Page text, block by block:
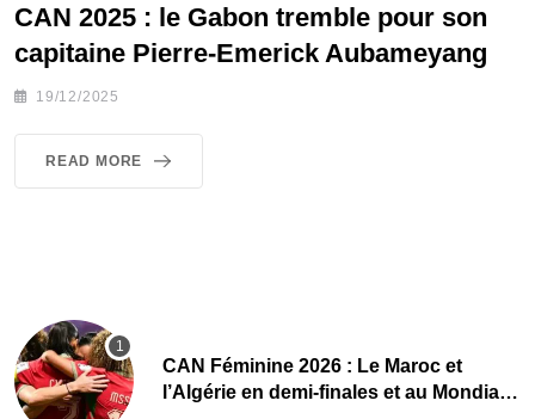
CAN 2025 : le Gabon tremble pour son
capitaine Pierre-Emerick Aubameyang
19/12/2025
READ MORE
CAN Féminine 2026 : Le Maroc et
l’Algérie en demi-finales et au Mondial